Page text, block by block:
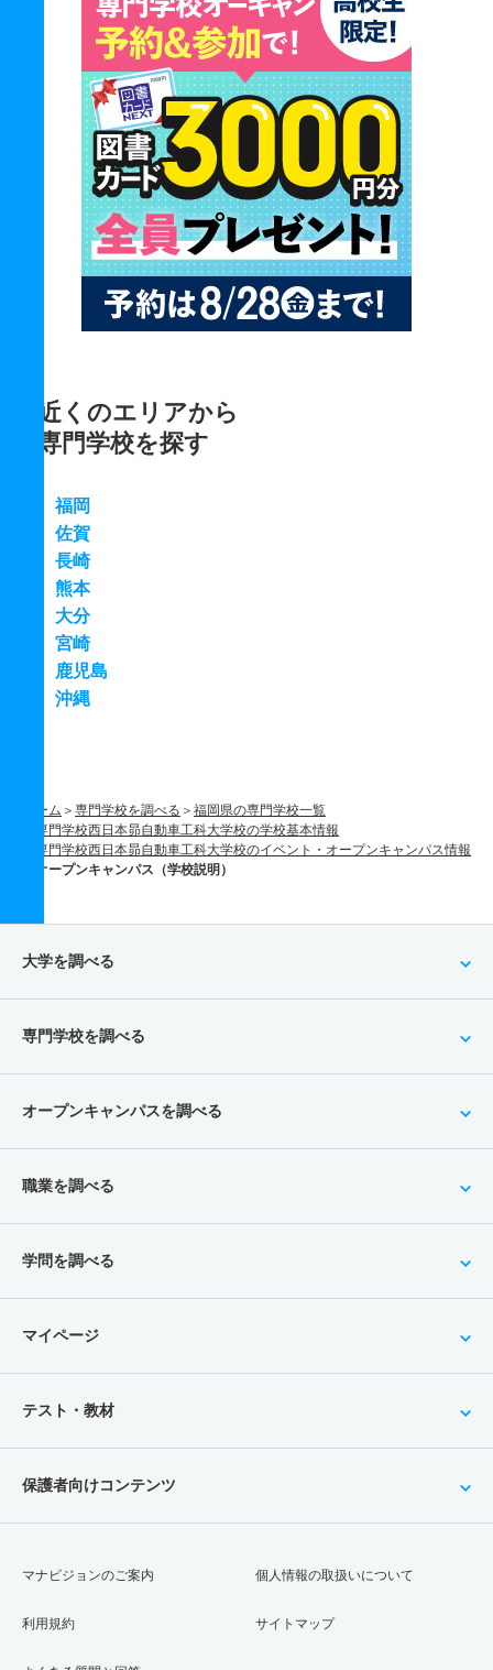
近くのエリアから
専門学校を探す
福岡
佐賀
長崎
熊本
大分
宮崎
鹿児島
沖縄
ホーム 専門学校を調べる
福岡県の専門学校一覧
専門学校西日本昴自動車工科大学校の学校基本情報
専門学校西日本昴自動車工科大学校のイベント・オープンキャンパス情報
オープンキャンパス（学校説明）
大学を調べる
専門学校を調べる
オープンキャンパスを調べる
職業を調べる
学問を調べる
マイページ
テスト・教材
保護者向けコンテンツ
マナビジョンのご案内
利用規約
個人情報の取扱いについて
サイトマップ